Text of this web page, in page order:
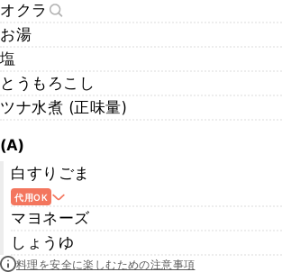
オクラ
お湯
塩
とうもろこし
ツナ水煮 (正味量)
(A)
白すりごま
代用OK
マヨネーズ
しょうゆ
料理を安全に楽しむための注意事項